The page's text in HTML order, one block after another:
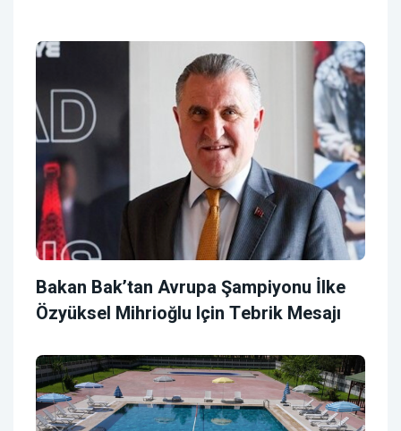
Bakan Bak’tan Avrupa Şampiyonu İlke
Özyüksel Mihrioğlu Için Tebrik Mesajı